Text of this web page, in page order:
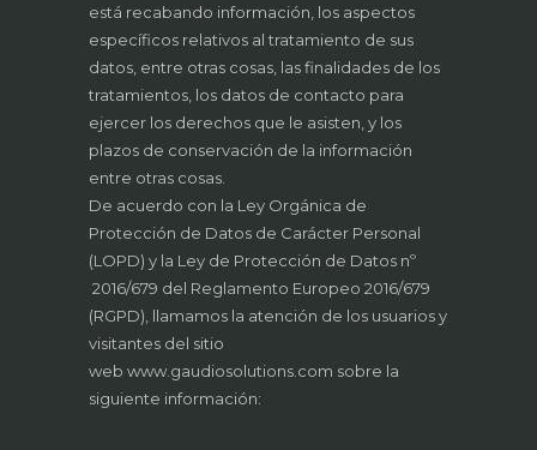
está recabando información, los aspectos
específicos relativos al tratamiento de sus
datos, entre otras cosas, las finalidades de los
tratamientos, los datos de contacto para
ejercer los derechos que le asisten, y los
plazos de conservación de la información
entre otras cosas.
De acuerdo con la Ley Orgánica de
Protección de Datos de Carácter Personal
(LOPD) y la Ley de Protección de Datos nº
2016/679 del Reglamento Europeo 2016/679
(RGPD), llamamos la atención de los usuarios y
visitantes del sitio
web www.gaudiosolutions.com sobre la
siguiente información: